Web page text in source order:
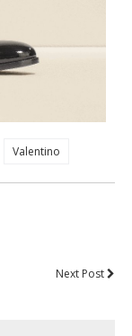
Valentino
Next Post